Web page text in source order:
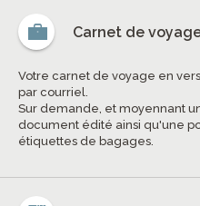
Carnet de
Votre carnet de voyage en
par courriel.
Sur demande, et moyennant
document édité ainsi qu'une
étiquettes de bagages.